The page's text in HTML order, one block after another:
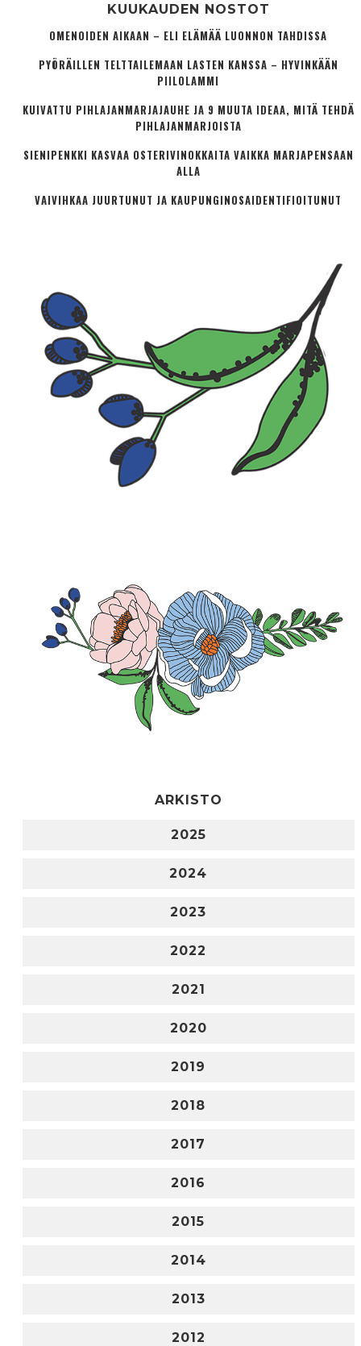
KUUKAUDEN NOSTOT
OMENOIDEN AIKAAN – ELI ELÄMÄÄ LUONNON TAHDISSA
PYÖRÄILLEN TELTTAILEMAAN LASTEN KANSSA – HYVINKÄÄN
PIILOLAMMI
KUIVATTU PIHLAJANMARJAJAUHE JA 9 MUUTA IDEAA, MITÄ TEHDÄ
PIHLAJANMARJOISTA
SIENIPENKKI KASVAA OSTERIVINOKKAITA VAIKKA MARJAPENSAAN
ALLA
VAIVIHKAA JUURTUNUT JA KAUPUNGINOSA­IDENTIFIOITUNUT
ARKISTO
2025
2024
2023
2022
2021
2020
2019
2018
2017
2016
2015
2014
2013
2012